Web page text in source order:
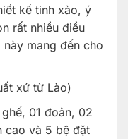
kế tinh xảo, ý
rất nhiều điều
mang đến cho
xứ từ Lào)
01 đoản, 02
cao và 5 bệ đặt